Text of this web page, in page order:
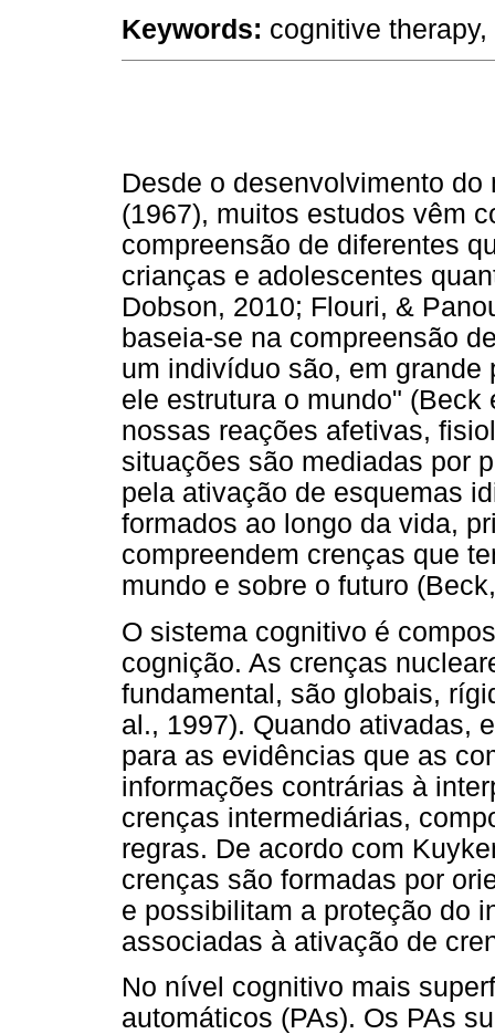
Keywords: cognitive
Desde o desenvolvimento
(1967), muitos estudos vêm
compreensão de diferentes
crianças e adolescentes
Dobson, 2010; Flouri, &
baseia-se na compreensão
um indivíduo são, em grande
ele estrutura o mundo"
nossas reações afetivas,
situações são mediadas por
pela ativação de esquemas
formados ao longo da vida,
compreendem crenças que
mundo e sobre o futuro
O sistema cognitivo é
cognição. As crenças
fundamental, são globais,
al., 1997). Quando ativadas,
para as evidências que as
informações contrárias à
crenças intermediárias,
regras. De acordo com
crenças são formadas por
e possibilitam a proteção do
associadas à ativação de
No nível cognitivo mais
automáticos (PAs). Os PAs